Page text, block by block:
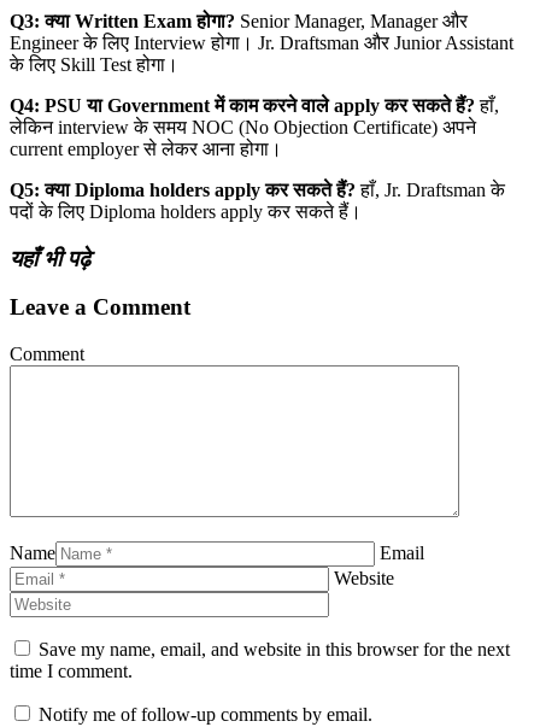
Q3:क्या Written Examहोगा? Senior Manager, Manager और
Engineer के लिए Interview होगा। Jr. Draftsman और Junior Assistant
के लिए Skill Test होगा।
Q4: PSUया Governmentमें काम करने वाले applyकर सकते हैं? हाँ,
लेकिन interview के समय NOC (No Objection Certificate) अपने
current employer से लेकर आना होगा।
Q5:क्या Diploma holders applyकर सकते हैं? हाँ, Jr. Draftsman के
पदों के लिए Diploma holders apply कर सकते हैं।
यहाँ भी पढ़े
Leave a Comment
Comment
Name
Email
Website
Save my name, email, and website in this browser for the next
time I comment.
Notify me of follow-up comments by email.